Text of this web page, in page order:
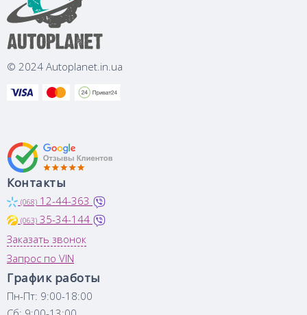
© 2024 Autoplanet.in.ua
Контакты
(068) 12-44-363
(063) 35-34-144
Заказать звонок
Запрос по VIN
График работы
Пн-Пт: 9:00-18:00